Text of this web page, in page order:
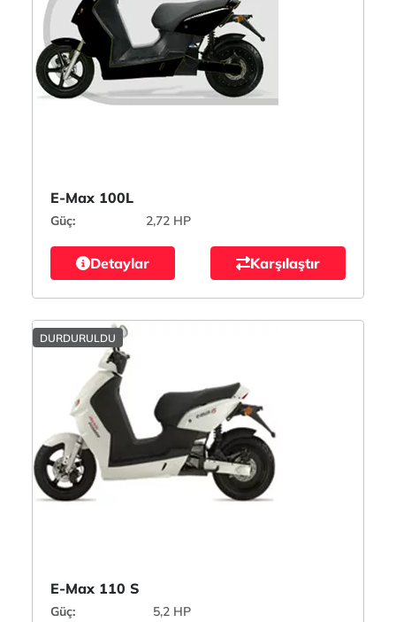
E-Max 100L
Güç: 2,72 HP
Detaylar Karşılaştır
DURDURULDU
E-Max 110 S
Güç: 5,2 HP